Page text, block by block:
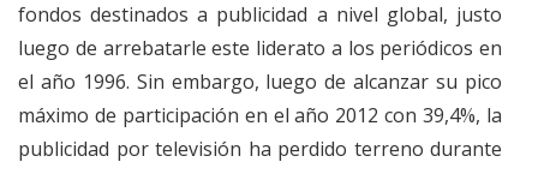
fondos destinados a publicidad a nivel global, justo
luego de arrebatarle este liderato a los periódicos en
el año 1996. Sin embargo, luego de alcanzar su pico
máximo de participación en el año 2012 con 39,4%, la
publicidad por televisión ha perdido terreno durante